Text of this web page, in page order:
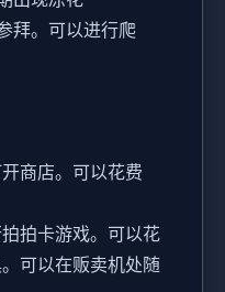
拜。可以进行爬
商店。可以花费
拍卡游戏。可以花
可以在贩卖机处随